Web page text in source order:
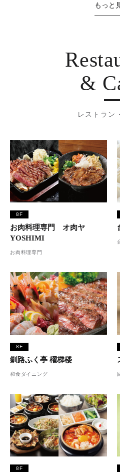
もっと
&
レストラン
8F
お肉料理専門 オ肉ヤ
YOSHIMI
お肉料理専門
8F
釧路ふく亭 櫂梯楼
和食ダイニング
8F